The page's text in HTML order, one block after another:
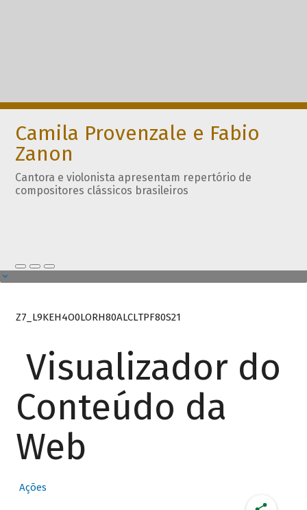
Camila Provenzale e Fabio
Zanon
Cantora e violonista apresentam repertório de
compositores clássicos brasileiros
Z7_L9KEH4O0LORH80ALCLTPF80S21
Visualizador do
Conteúdo da
Web
Ações